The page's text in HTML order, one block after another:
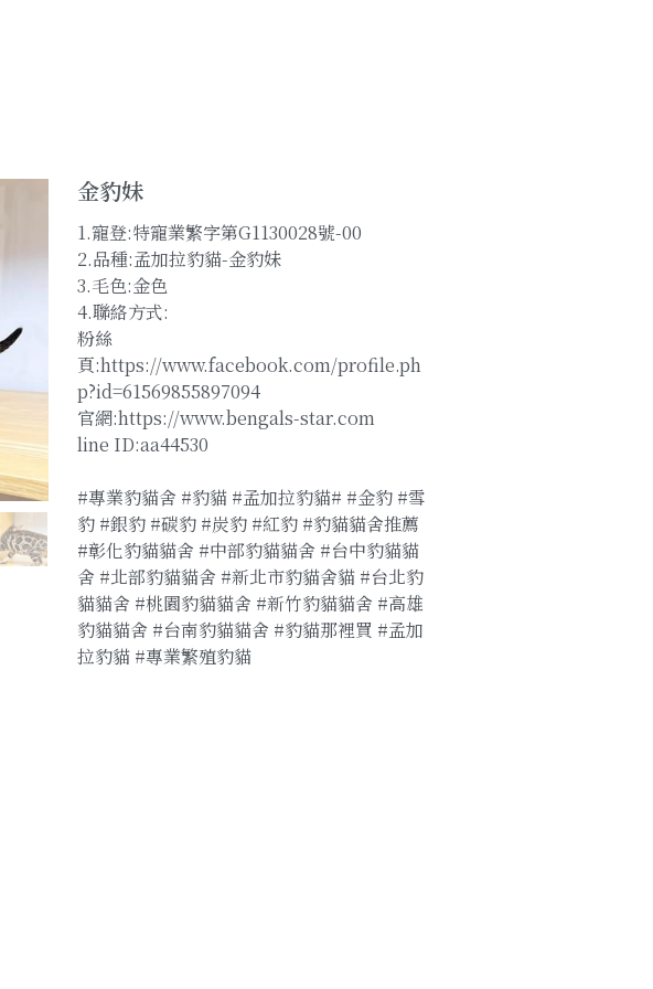
金豹妹
1.寵登:特寵業繁字第G1130028號-00
2.品種:孟加拉豹貓-金豹妹
3.毛色:金色
4.聯絡方式:
粉絲
頁:https://www.facebook.com/profile.ph
p?id=61569855897094
官網:https://www.bengals-star.com
line ID:aa44530
#專業豹貓舍 #豹貓 #孟加拉豹貓# #金豹 #雪
豹 #銀豹 #碳豹 #炭豹 #紅豹 #豹貓貓舍推薦
#彰化豹貓貓舍 #中部豹貓貓舍 #台中豹貓貓
舍 #北部豹貓貓舍 #新北市豹貓舍貓 #台北豹
貓貓舍 #桃園豹貓貓舍 #新竹豹貓貓舍 #高雄
豹貓貓舍 #台南豹貓貓舍 #豹貓那裡買 #孟加
拉豹貓 #專業繁殖豹貓